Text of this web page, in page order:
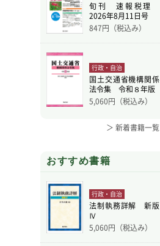
旬刊 速報税理
2026年8月11日号
847円（税込み）
行政・自治
国土交通省機構関係
法令集 令和８年版
5,060円（税込み）
＞ 新着書籍一覧
おすすめ書籍
行政・自治
法制執務詳解 新版
Ⅳ
5,060円（税込み）